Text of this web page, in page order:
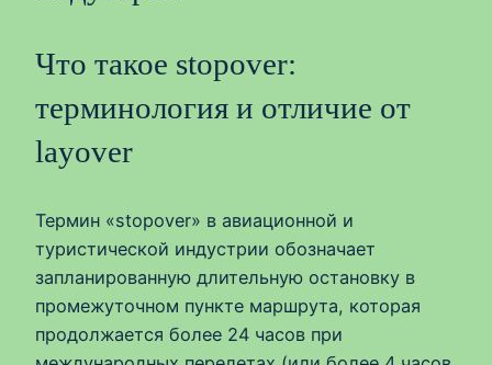
Что такое stopover:
терминология и отличие от
layover
Термин «stopover» в авиационной и
туристической индустрии обозначает
запланированную длительную остановку в
промежуточном пункте маршрута, которая
продолжается более 24 часов при